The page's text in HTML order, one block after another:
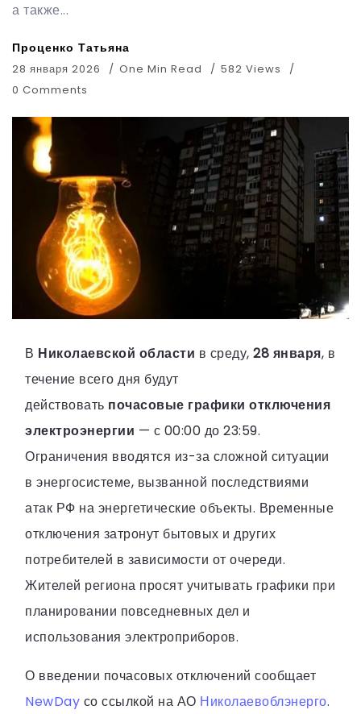
а также...
Проценко Татьяна
28 января 2026 One Min Read
582 Views
0 Comments
В Николаевской области в среду, 28 января, в
течение всего дня будут
действовать почасовые графики отключения
электроэнергии — с 00:00 до 23:59.
Ограничения вводятся из-за сложной ситуации
в энергосистеме, вызванной последствиями
атак РФ на энергетические объекты. Временные
отключения затронут бытовых и других
потребителей в зависимости от очереди.
Жителей региона просят учитывать графики при
планировании повседневных дел и
использования электроприборов.
О введении почасовых отключений сообщает
NewDay со ссылкой на АО Николаевоблэнерго.